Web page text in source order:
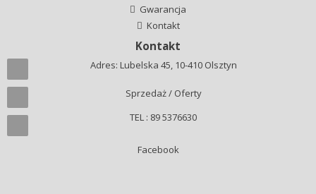
Gwarancja
Kontakt
Kontakt
Adres: Lubelska 45, 10-410 Olsztyn
Sprzedaż / Oferty
TEL : 89 5376630
Facebook